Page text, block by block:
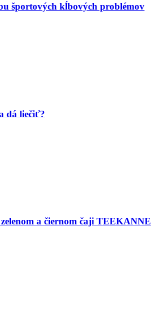
športových kĺbových problémov
dá liečiť?
a čiernom čaji TEEKANNE